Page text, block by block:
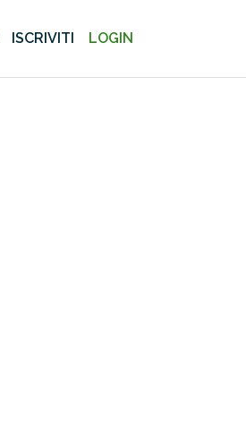
ISCRIVITI LOGIN